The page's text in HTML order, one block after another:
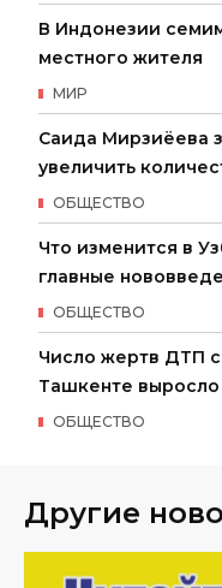
В Индонезии
местного жителя
МИР
Саида Мирзиёева
увеличить
ОБЩЕСТВО
Что изменится в
главные
ОБЩЕСТВО
Число жертв ДТП
Ташкенте
ОБЩЕСТВО
Другие